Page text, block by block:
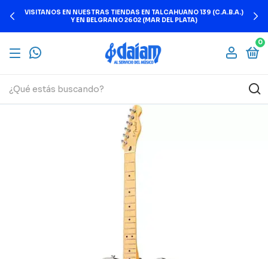
VISITANOS EN NUESTRAS TIENDAS EN TALCAHUANO 139 (C.A.B.A.)
Y EN BELGRANO 2602 (MAR DEL PLATA)
0